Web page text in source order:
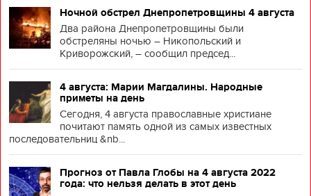
Ночной обстрел Днепропетровщины 4 августа
Два района Днепропетровщины были
обстреляны ночью – Никопольский и
Криворожский, – сообщил председ...
4 августа: Марии Магдалины. Народные
приметы на день
Сегодня, 4 августа православные христиане
почитают память одной из самых известных
последовательниц &nb...
Прогноз от Павла Глобы на 4 августа 2022
года: что нельзя делать в этот день